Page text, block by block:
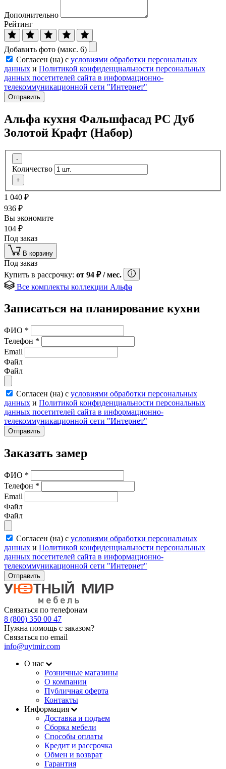
Дополнительно
Рейтинг
Добавить фото (макс. 6)
Согласен (на) с условиями обработки персональных
данных и Политикой конфиденциальности персональных
данных посетителей сайта в информационно-
телекоммуникационной сети "Интернет"
Отправить
Альфа кухня Фальшфасад РС Дуб
Золотой Крафт (Набор)
-
Количество
+
1 040 ₽
936 ₽
Вы экономите
104 ₽
Под заказ
В корзину
Под заказ
Купить в рассрочку: от 94 ₽/ мес.
Все комплекты коллекции Альфа
Записаться на планирование кухни
ФИО *
Телефон *
Email
Файл
Файл
Согласен (на) с условиями обработки персональных
данных и Политикой конфиденциальности персональных
данных посетителей сайта в информационно-
телекоммуникационной сети "Интернет"
Отправить
Заказать замер
ФИО *
Телефон *
Email
Файл
Файл
Согласен (на) с условиями обработки персональных
данных и Политикой конфиденциальности персональных
данных посетителей сайта в информационно-
телекоммуникационной сети "Интернет"
Отправить
Связаться по телефонам
8 (800) 350 00 47
Нужна помощь с заказом?
Связаться по email
info@uytmir.com
О нас
Розничные магазины
О компании
Публичная оферта
Контакты
Информация
Доставка и подъем
Сборка мебели
Способы оплаты
Кредит и рассрочка
Обмен и возврат
Гарантия